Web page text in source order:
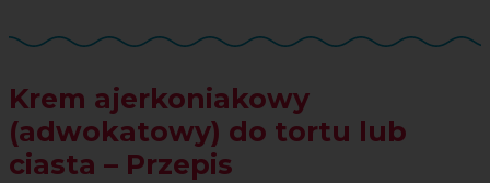
Krem ajerkoniakowy
(adwokatowy) do tortu lub
ciasta – Przepis